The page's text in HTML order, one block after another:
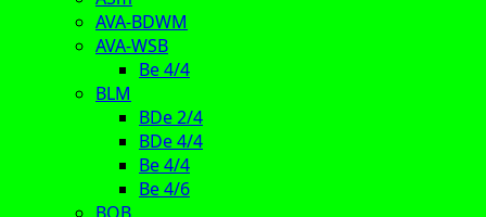
AVA-BDWM
AVA-WSB
Be 4/4
BLM
BDe 2/4
BDe 4/4
Be 4/4
Be 4/6